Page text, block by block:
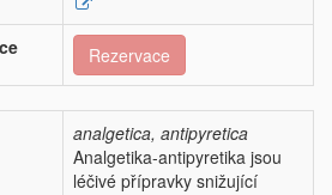
Rezervace
analgetica, antipyretica
Analgetika-antipyretika jsou
léčivé přípravky snižující